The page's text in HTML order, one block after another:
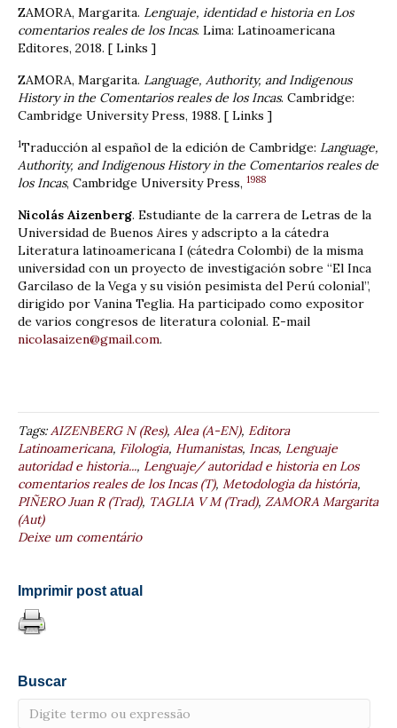
ZAMORA, Margarita. Lenguaje, identidad e historia en Los
comentarios reales de los Incas. Lima: Latinoamericana
Editores, 2018. [ Links ]
ZAMORA, Margarita. Language, Authority, and Indigenous
History in the Comentarios reales de los Incas. Cambridge:
Cambridge University Press, 1988. [ Links ]
1Traducción al español de la edición de Cambridge: Language,
Authority, and Indigenous History in the Comentarios reales de
los Incas, Cambridge University Press, 1988
Nicolás Aizenberg. Estudiante de la carrera de Letras de la
Universidad de Buenos Aires y adscripto a la cátedra
Literatura latinoamericana I (cátedra Colombi) de la misma
universidad con un proyecto de investigación sobre “El Inca
Garcilaso de la Vega y su visión pesimista del Perú colonial”,
dirigido por Vanina Teglia. Ha participado como expositor
de varios congresos de literatura colonial. E-mail
nicolasaizen@gmail.com.
Tags:AIZENBERG N (Res), Alea (A-EN), Editora
Latinoamericana, Filologia, Humanistas, Incas, Lenguaje
autoridad e historia..., Lenguaje/ autoridad e historia en Los
comentarios reales de los Incas (T), Metodologia da história,
PIÑERO Juan R (Trad), TAGLIA V M (Trad), ZAMORA Margarita
(Aut)
Deixe um comentário
Imprimir post atual
Buscar